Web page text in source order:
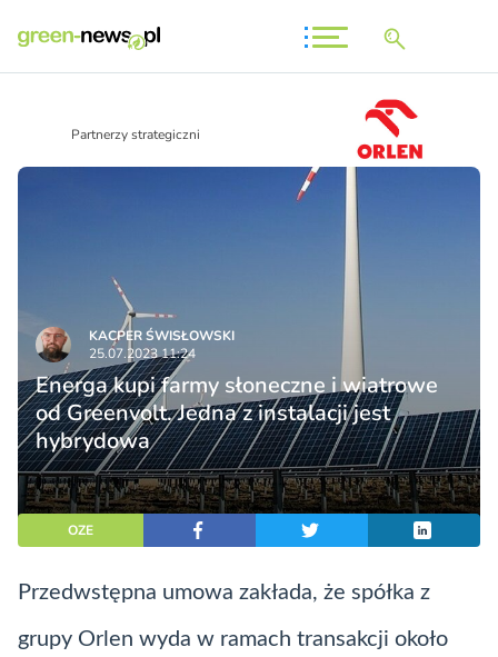
Partnerzy strategiczni
KACPER ŚWISŁO­WSKI
25.07.2023 11:24
Energa kupi farmy słoneczne i wiatrowe
od Greenvolt. Jedna z instalacji jest
hybrydowa
OZE
Przedwstępna umowa zakłada, że spółka z
grupy Orlen wyda w ramach transakcji około